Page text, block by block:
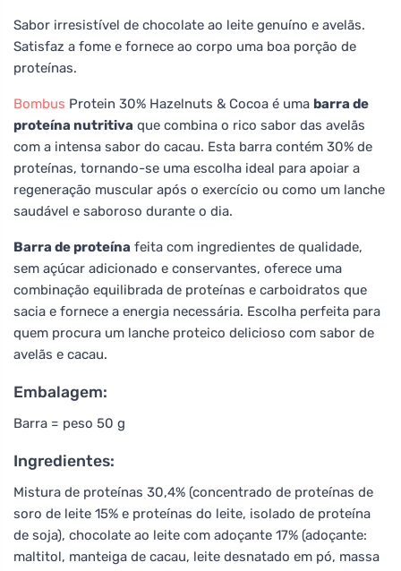
Sabor irresistível de chocolate ao leite genuíno e avelãs.
Satisfaz a fome e fornece ao corpo uma boa porção de
proteínas.
Bombus Protein 30% Hazelnuts & Cocoa é uma barra de
proteína nutritiva que combina o rico sabor das avelãs
com a intensa sabor do cacau. Esta barra contém 30% de
proteínas, tornando-se uma escolha ideal para apoiar a
regeneração muscular após o exercício ou como um lanche
saudável e saboroso durante o dia.
Barra de proteína feita com ingredientes de qualidade,
sem açúcar adicionado e conservantes, oferece uma
combinação equilibrada de proteínas e carboidratos que
sacia e fornece a energia necessária. Escolha perfeita para
quem procura um lanche proteico delicioso com sabor de
avelãs e cacau.
Embalagem:
Barra = peso 50 g
Ingredientes:
Mistura de proteínas 30,4% (concentrado de proteínas de
soro de leite 15% e proteínas do leite, isolado de proteína
de soja), chocolate ao leite com adoçante 17% (adoçante:
maltitol, manteiga de cacau, leite desnatado em pó, massa